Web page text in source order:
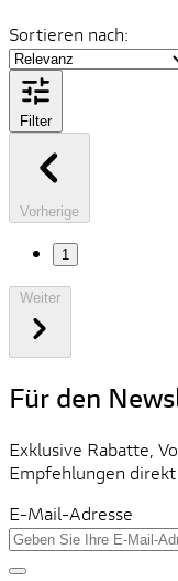
Sortieren nach:
Filter
Vorherige
1
Für den
Exklusive Rabatte,
Empfehlungen
E-Mail-Adresse